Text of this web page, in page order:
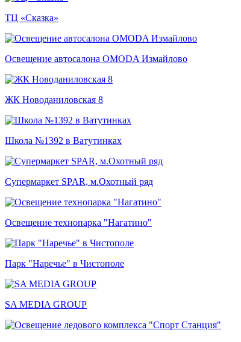
ТЦ «Сказка»
Освещение автосалона OMODA Измайлово
ЖК Новоданиловская 8
Школа №1392 в Ватутинках
Супермаркет SPAR, м.Охотный ряд
Освещение технопарка "Нагатино"
Парк "Наречье" в Чистополе
SA MEDIA GROUP